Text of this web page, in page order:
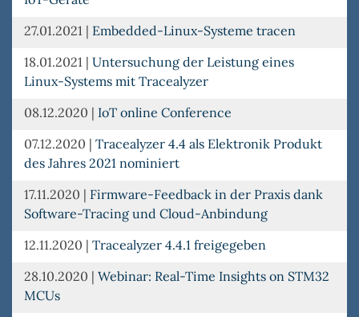
27.01.2021 | Embedded-Linux-Systeme tracen
18.01.2021 | Untersuchung der Leistung eines
Linux-Systems mit Tracealyzer
08.12.2020 | IoT online Conference
07.12.2020 | Tracealyzer 4.4 als Elektronik Produkt
des Jahres 2021 nominiert
17.11.2020 | Firmware-Feedback in der Praxis dank
Software-Tracing und Cloud-Anbindung
12.11.2020 | Tracealyzer 4.4.1 freigegeben
28.10.2020 | Webinar: Real-Time Insights on STM32
MCUs